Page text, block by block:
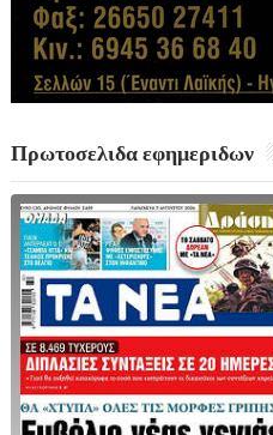
Πρωτοσελιδα εφημεριδων